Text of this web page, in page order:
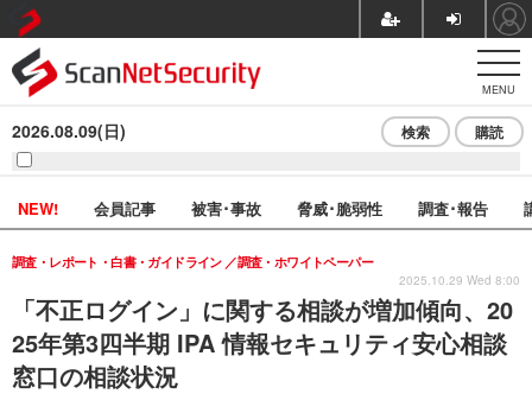
MENU
2026.08.09(日) 検索 購読
NEW! 会員記事 被害･事故 脅威･脆弱性 調査･報告
「不正ログイン」に関する相談が増加傾向、20
25年第3四半期 IPA 情報セキュリティ安心相談
窓口の相談状況
調査・レポート・白書・ガイドライン 調査・ホワイトペーパー
2025.10.29 Wed 8:00